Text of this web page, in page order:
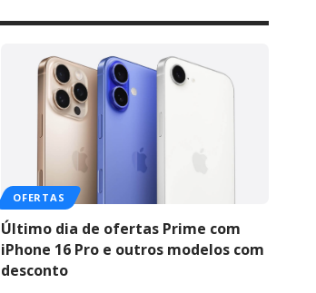
OFERTAS
Último dia de ofertas Prime com
iPhone 16 Pro e outros modelos com
desconto